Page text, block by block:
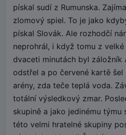
pískal sudí z Rumunska.
zlomový spiel. To je jako
pískal Slovák. Ale rozhodčí
neprohrál, i když tomu z
dvaceti minutách byl záložník
odstřel a po červené kartě
arény, zda teče teplá voda.
totální výsledkový zmar.
skupině a jako jedinému týmu
této velmi hratelné skupiny